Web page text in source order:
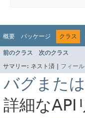
概要 パッケージ クラス
前のクラス 次のクラス
サマリー: ネスト済 | フィー
バグまた
詳細なAPI